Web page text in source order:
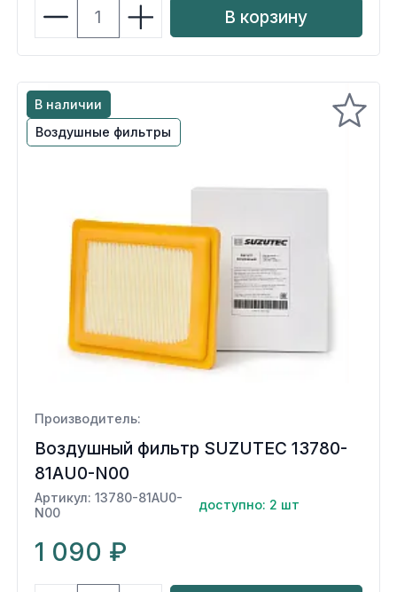
В корзину
В наличии
Воздушные фильтры
Производитель:
Воздушный фильтр SUZUTEC 13780-
81AU0-N00
Артикул: 13780-81AU0-
N00
доступно: 2 шт
1 090 ₽